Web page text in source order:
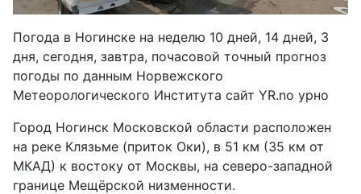
Погода в Ногинске на неделю 10 дней, 14 дней, 3
дня, сегодня, завтра, почасовой точный прогноз
погоды по данным Норвежского
Метеорологического Института сайт YR.no урно
Город Ногинск Московской области расположен
на реке Клязьме (приток Оки), в 51 км (35 км от
МКАД) к востоку от Москвы, на северо-западной
границе Мещёрской низменности.